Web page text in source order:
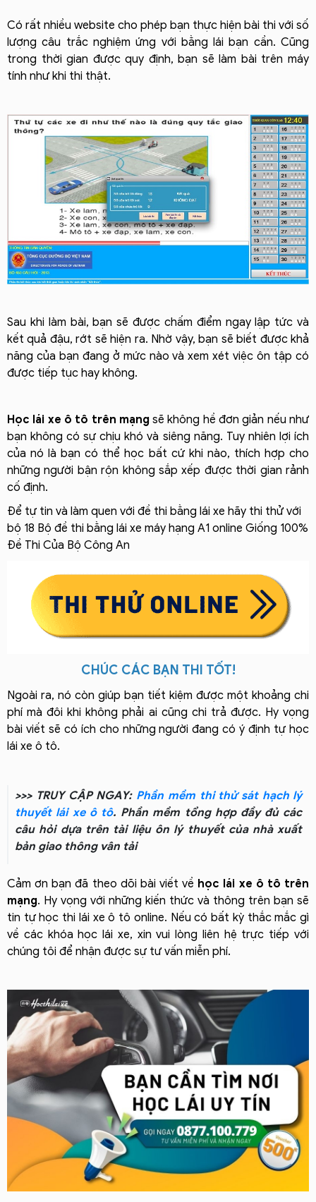
Có rất nhiều website cho phép bạn thực hiện bài thi với số
lượng câu trắc nghiệm ứng với bằng lái bạn cần. Cũng
trong thời gian được quy định, bạn sẽ làm bài trên máy
tính như khi thi thật.
Sau khi làm bài, bạn sẽ được chấm điểm ngay lập tức và
kết quả đậu, rớt sẽ hiện ra. Nhờ vậy, bạn sẽ biết được khả
năng của bạn đang ở mức nào và xem xét việc ôn tập có
được tiếp tục hay không.
Học lái xe ô tô trên mạngsẽ không hề đơn giản nếu như
bạn không có sự chịu khó và siêng năng. Tuy nhiên lợi ích
của nó là bạn có thể học bất cứ khi nào, thích hợp cho
những người bận rộn không sắp xếp được thời gian rảnh
cố định.
Để tự tin và làm quen với đề thi bằng lái xe hãy thi thử với
bộ 18 Bộ đề thi bằng lái xe máy hạng A1 online Giống 100%
Đề Thi Của Bộ Công An
CHÚC CÁC BẠN THI TỐT!
Ngoài ra, nó còn giúp bạn tiết kiệm được một khoảng chi
phí mà đôi khi không phải ai cũng chi trả được. Hy vọng
bài viết sẽ có ích cho những người đang có ý định tự học
lái xe ô tô.
>>> TRUY CẬP NGAY: Phần mềm thi thử sát hạch lý
thuyết lái xe ô tô. Phần mềm tổng hợp đầy đủ các
câu hỏi dựa trên tài liệu ôn lý thuyết của nhà xuất
bản giao thông vân tải
Cảm ơn bạn đã theo dõi bài viết về học lái xe ô tô trên
mạng. Hy vọng với những kiến thức và thông trên bạn sẽ
tin tự học thi lái xe ô tô online. Nếu có bất kỳ thắc mắc gì
về các khóa học lái xe, xin vui lòng liên hệ trực tiếp với
chúng tôi để nhận được sự tư vấn miễn phí.